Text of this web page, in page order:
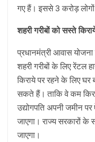
गए हैं। इससे 3 करोड़
शहरी गरीबों को सस्ते
प्रधानमंत्री आवास
शहरी गरीबों के लिए रेंटल
किराये पर रहने के लिए घर
सकते हैं। ताकि वे कम
उद्योगपति अपनी जमीन पर
जाएगा। राज्य सरकारों के
जाएगा।